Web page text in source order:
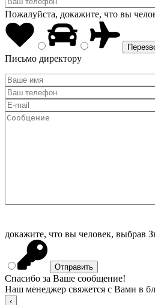
Пожалуйста, докажите, что вы
Письмо директору
докажите, что вы человек, выбрав
Спасибо за Ваше сообщение!
Наш менеджер свяжется с Вами в